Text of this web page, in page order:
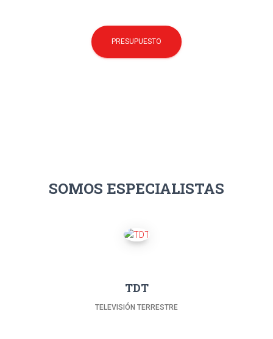
PRESUPUESTO
SOMOS ESPECIALISTAS
TDT
TELEVISIÓN TERRESTRE